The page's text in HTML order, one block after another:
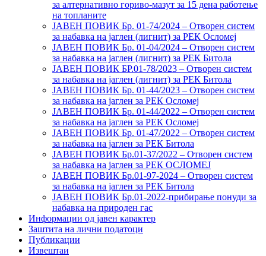
за алтернативно гориво-мазут за 15 дена работење
на топланите
ЈАВЕН ПОВИК Бр. 01-74/2024 – Отворен систем
за набавка на јаглен (лигнит) за РЕК Осломеј
ЈАВЕН ПОВИК Бр. 01-04/2024 – Отворен систем
за набавка на јаглен (лигнит) за РЕК Битола
ЈАВЕН ПОВИК БР.01-78/2023 – Отворен систем
за набавка на јаглен (лигнит) за РЕК Битола
ЈАВЕН ПОВИК Бр. 01-44/2023 – Отворен систем
за набавка на јаглен за РЕК Осломеј
ЈАВЕН ПОВИК Бр. 01-44/2022 – Отворен систем
за набавка на јаглен за РЕК Осломеј
ЈАВЕН ПОВИК Бр. 01-47/2022 – Отворен систем
за набавка на јаглен за РЕК Битола
ЈАВЕН ПОВИК Бр.01-37/2022 – Отворен систем
за набавка на јаглен за РЕК ОСЛОМЕЈ
ЈАВЕН ПОВИК Бр.01-97-2024 – Отворен систем
за набавка на јаглен за РЕК Битола
ЈАВЕН ПОВИК Бр.01-2022-прибирање понуди за
набавка на природен гас
Информации од јавен карактер
Заштита на лични податоци
Публикации
Извештаи